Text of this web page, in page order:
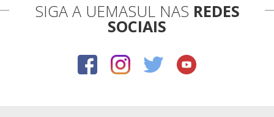
SIGA A UEMASUL NAS REDES
SOCIAIS